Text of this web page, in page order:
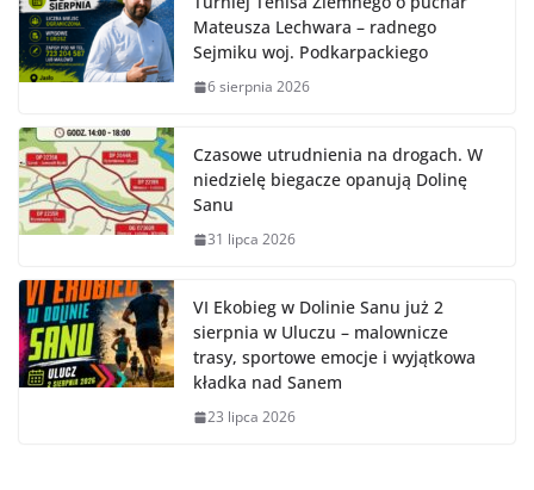
Mateusza Lechwara – radnego
Sejmiku woj. Podkarpackiego
6 sierpnia 2026
Czasowe utrudnienia na drogach. W
niedzielę biegacze opanują Dolinę
Sanu
31 lipca 2026
VI Ekobieg w Dolinie Sanu już 2
sierpnia w Uluczu – malownicze
trasy, sportowe emocje i wyjątkowa
kładka nad Sanem
23 lipca 2026